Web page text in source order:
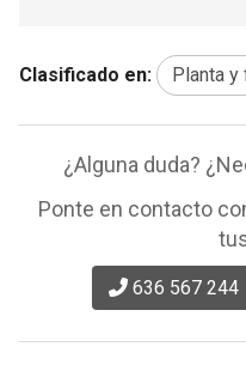
Clasificado en: Planta y
¿Alguna duda?
Ponte en contacto
636 567 244